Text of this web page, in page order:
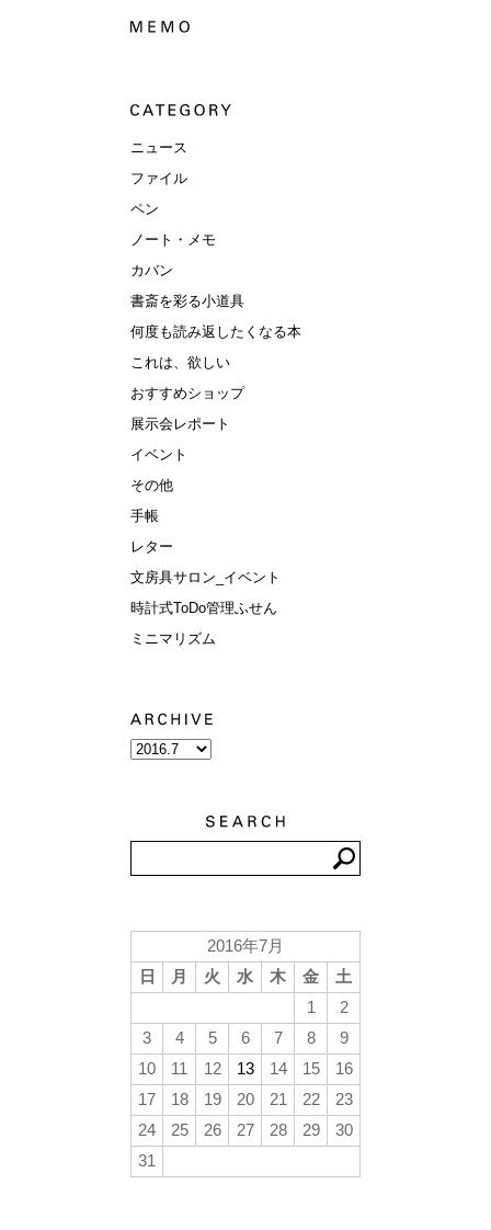
ニュース
ファイル
ペン
ノート・メモ
カバン
書斎を彩る小道具
何度も読み返したくなる本
これは、欲しい
おすすめショップ
展示会レポート
イベント
その他
手帳
レター
文房具サロン_イベント
時計式ToDo管理ふせん
ミニマリズム
2016年7月
日
月 火 水 木 金
土
1
2
3
4 5 6 7 8
9
10
11 12 13 14 15
16
17
18 19 20 21 22
23
24
25 26 27 28 29
30
31